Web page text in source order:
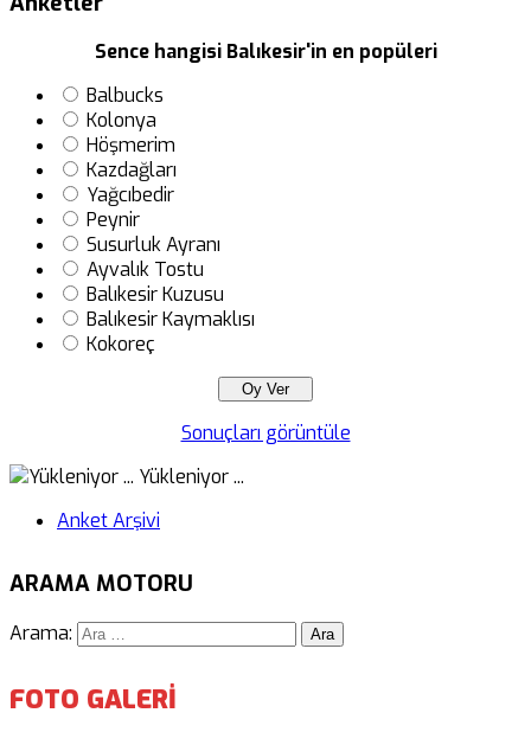
Sence hangisi Balıkesir'in en popüleri
Balbucks
Kolonya
Höşmerim
Kazdağları
Yağcıbedir
Peynir
Susurluk Ayranı
Ayvalık Tostu
Balıkesir Kuzusu
Balıkesir Kaymaklısı
Kokoreç
Sonuçları görüntüle
Yükleniyor ...
Anket Arşivi
ARAMA MOTORU
Arama:
FOTO GALERİ